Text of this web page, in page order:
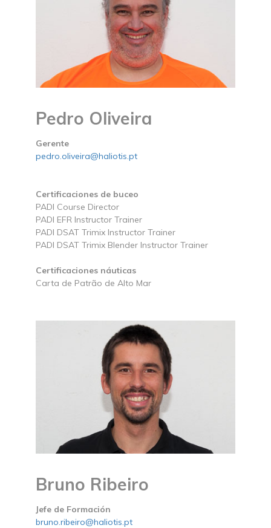
Pedro Oliveira
Gerente
pedro.oliveira@haliotis.pt
Certificaciones de buceo
PADI Course Director
PADI EFR Instructor Trainer
PADI DSAT Trimix Instructor Trainer
PADI DSAT Trimix Blender Instructor Trainer
Certificaciones náuticas
Carta de Patrão de Alto Mar
Bruno Ribeiro
Jefe de Formación
bruno.ribeiro@haliotis.pt